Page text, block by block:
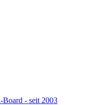
- seit 2003